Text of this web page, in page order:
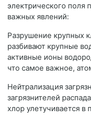
электрического поля
важных явлений:
Разрушение крупных
разбивают крупные
активные ионы
что самое важное,
Нейтрализация
загрязнителей
хлор улетучивается